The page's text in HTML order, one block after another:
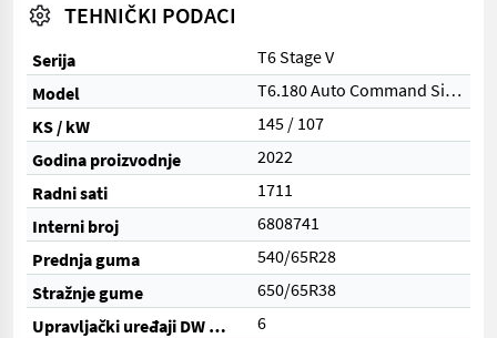
TEHNIČKI PODACI
Serija
T6 Stage V
Model
T6.180 Auto Command SideWinder II (Stage V)
KS / kW
145 / 107
Godina proizvodnje
2022
Radni sati
1711
Interni broj
6808741
Prednja guma
540/65R28
Stražnje gume
650/65R38
Upravljački uređaji DW (ukupno)
6